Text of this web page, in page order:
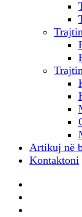
Artikuj në
Kontaktoni